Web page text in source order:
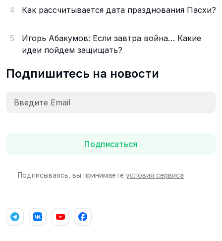
4 Как рассчитывается дата празднования Пасхи?
5
Игорь Абакумов: Если завтра война… Какие
идеи пойдем защищать?
Подпишитесь на новости
Подписаться
Подписываясь, вы принимаете условия сервиса